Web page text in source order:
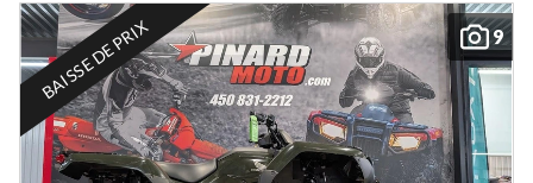
9
BAISSE DE PRIX